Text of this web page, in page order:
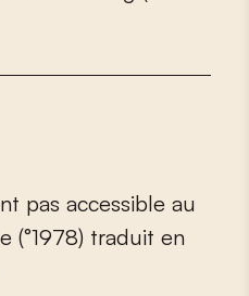
nt pas accessible au
e (°1978) traduit en